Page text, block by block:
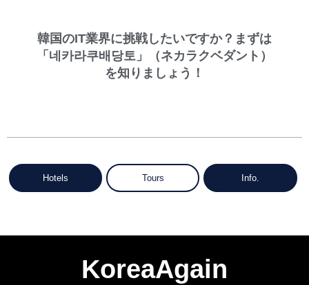
韓国のIT業界に挑戦したいですか？まずは
「네카라쿠배당토」（ネカラクベダント）
を知りましょう！
Hotels Tours Info.
KoreaAgain